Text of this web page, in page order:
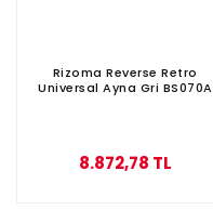
Rizoma Reverse Retro
Universal Ayna Gri BS070A
8.872,78 TL